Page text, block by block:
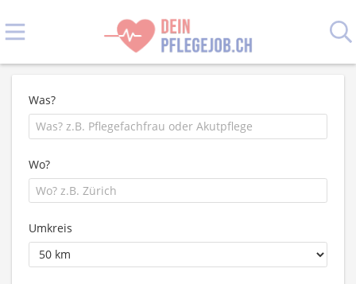
Was?
Wo?
Umkreis